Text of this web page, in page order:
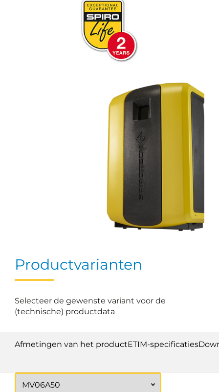
Productvarianten
Selecteer de gewenste variant voor de
(technische) productdata
Afmetingen van het productETIM-specificaties